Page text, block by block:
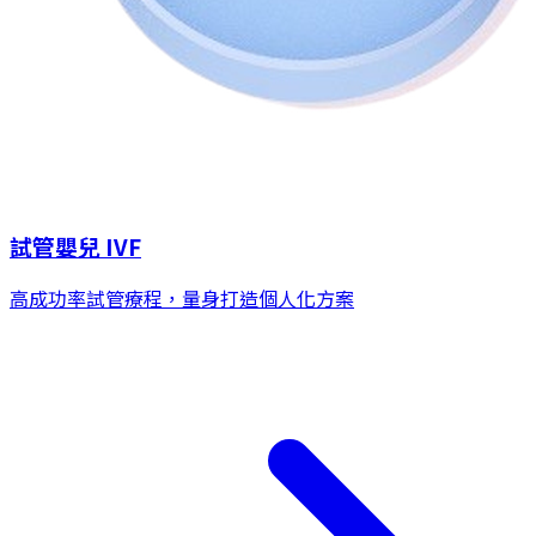
試管嬰兒 IVF
高成功率試管療程，量身打造個人化方案